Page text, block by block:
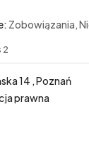
Zobowiązania,
2
14 , Poznań
prawna